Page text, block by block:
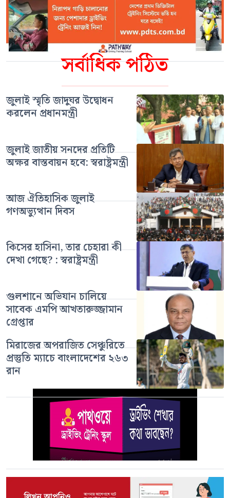
সর্বাধিক পঠিত
জুলাই স্মৃতি জাদুঘর উদ্বোধন
করলেন প্রধানমন্ত্রী
জুলাই জাতীয় সনদের প্রতিটি
অক্ষর বাস্তবায়ন হবে: স্বরাষ্ট্রমন্ত্রী
আজ ঐতিহাসিক জুলাই
গণঅভ্যুত্থান দিবস
কিসের হাসিনা, তার চেহারা কী
দেখা গেছে? : স্বরাষ্ট্রমন্ত্রী
গুলশানে অভিযান চালিয়ে
সাবেক এমপি আখতারুজ্জামান
গ্রেপ্তার
মিরাজের অপরাজিত সেঞ্চুরিতে
প্রস্তুতি ম্যাচে বাংলাদেশের ২৬৩
রান